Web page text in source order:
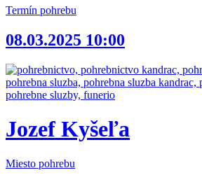
Termín pohrebu
08.03.2025 10:00
Jozef Kyšeľa
Miesto pohrebu